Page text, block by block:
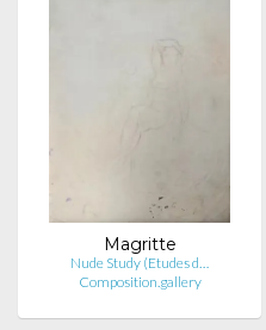
Magritte
Nude Study (Etudes d…
Composition.gallery